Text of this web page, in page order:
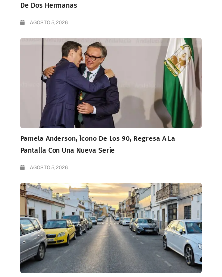
De Dos Hermanas
AGOSTO 5, 2026
Pamela Anderson, Ícono De Los 90, Regresa A La
Pantalla Con Una Nueva Serie
AGOSTO 5, 2026